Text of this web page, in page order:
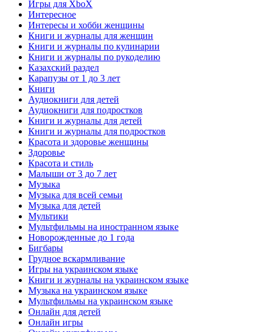
Игры для XboX
Интересное
Интересы и хобби женщины
Книги и журналы для женщин
Книги и журналы по кулинарии
Книги и журналы по рукоделию
Казахский раздел
Карапузы от 1 до 3 лет
Книги
Аудиокниги для детей
Аудиокниги для подростков
Книги и журналы для детей
Книги и журналы для подростков
Красота и здоровье женщины
Здоровье
Красота и стиль
Малыши от 3 до 7 лет
Музыка
Музыка для всей семьи
Музыка для детей
Мультики
Мультфильмы на иностранном языке
Новорожденные до 1 года
Бигбары
Грудное вскармливание
Игры на украинском языке
Книги и журналы на украинском языке
Музыка на украинском языке
Мультфильмы на украинском языке
Онлайн для детей
Онлайн игры